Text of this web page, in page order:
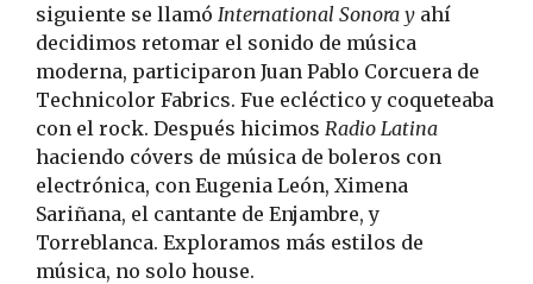
siguiente se llamó International Sonora y ahí
decidimos retomar el sonido de música
moderna, participaron Juan Pablo Corcuera de
Technicolor Fabrics. Fue ecléctico y coqueteaba
con el rock. Después hicimos Radio Latina
haciendo cóvers de música de boleros con
electrónica, con Eugenia León, Ximena
Sariñana, el cantante de Enjambre, y
Torreblanca. Exploramos más estilos de
música, no solo house.